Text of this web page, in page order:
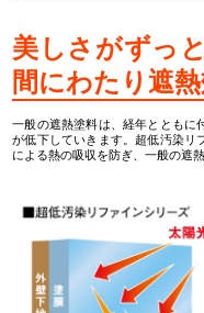
美しさがずっ
間にわたり遮
一般の遮熱塗料は、経年とともに
が低下していきます。超低汚染リ
による熱の吸収を防ぎ、一般の遮